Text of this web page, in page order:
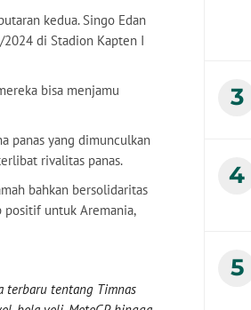
kedua. Singo Edan
di Stadion Kapten I
bisa menjamu
panas yang dimunculkan
rivalitas panas.
bahkan bersolidaritas
untuk Aremania,
tentang Timnas
3
4
5